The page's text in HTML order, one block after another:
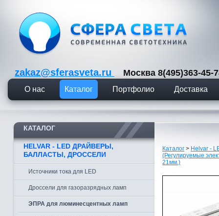
zakaz@sferasveta.ru Москва 8(495)363-
О нас Каталог Портфолио Доставка
КАТАЛОГ
HELVAR - LED ДРАЙВЕРЫ,
БАЛЛАСТЫ, ДРОССЕЛИ
Источники тока для LED
Дроссели для газоразрядных ламп
ЭПРА для люминесцентных ламп
Каталог > Helvar -
(Регулируемые
21мм.)